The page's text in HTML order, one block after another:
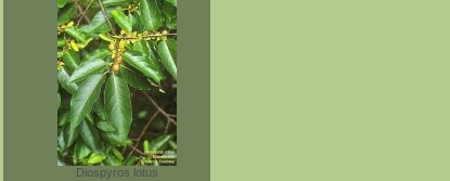
Diospyros lotus